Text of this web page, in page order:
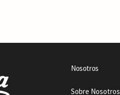
Nosotros
Sobre Nosotros